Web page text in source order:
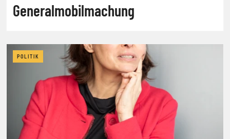
Generalmobilmachung
POLITIK